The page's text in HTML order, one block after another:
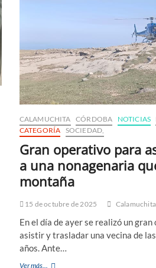
CALAMUCHITA CÓRDOBA NOTICIAS
CATEGORÍA SOCIEDAD,
Gran operativo para
a una nonagenaria
montaña
15 de octubre de 2025 Calamuchita
En el día de ayer se realizó un
asistir y trasladar una vecina de
años. Ante…
Ver más...